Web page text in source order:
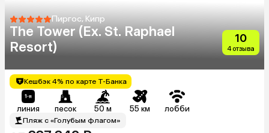
Пиргос, Кипр
The Tower (Ex. St. Raphael
Resort)
10
4 отзыва
Кешбэк 4% по карте Т-Банка
линия песок 50 м 55 км лобби
Пляж с «Голубым флагом»